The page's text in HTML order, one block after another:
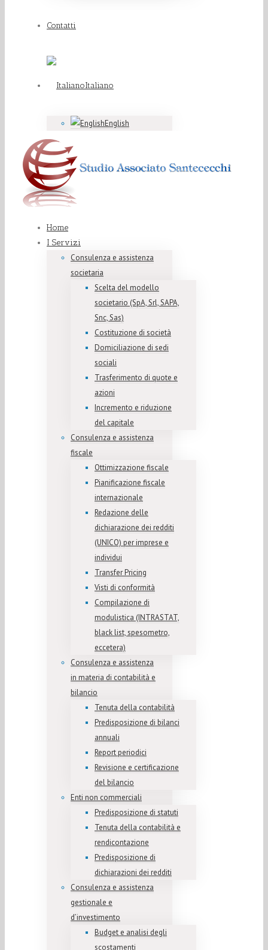
Contatti
Italiano
English
Home
I Servizi
Consulenza e assistenza
societaria
Scelta del modello
societario (SpA, Srl, SAPA,
Snc, Sas)
Costituzione di società
Domiciliazione di sedi
sociali
Trasferimento di quote e
azioni
Incremento e riduzione
del capitale
Consulenza e assistenza
fiscale
Ottimizzazione fiscale
Pianificazione fiscale
internazionale
Redazione delle
dichiarazione dei redditi
(UNICO) per imprese e
individui
Transfer Pricing
Visti di conformità
Compilazione di
modulistica (INTRASTAT,
black list, spesometro,
eccetera)
Consulenza e assistenza
in materia di contabilità e
bilancio
Tenuta della contabilità
Predisposizione di bilanci
annuali
Report periodici
Revisione e certificazione
del bilancio
Enti non commerciali
Predisposizione di statuti
Tenuta della contabilità e
rendicontazione
Predisposizione di
dichiarazioni dei redditi
Consulenza e assistenza
gestionale e
d’investimento
Budget e analisi degli
scostamenti